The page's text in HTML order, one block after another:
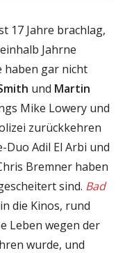
17 Jahre brachlag,
Jahrne
haben gar nicht
und Martin
Mike Lowery und
zurückkehren
Duo Adil El Arbi und
Bremner haben
sind. Bad
die Kinos, rund
Leben wegen der
wurde, und